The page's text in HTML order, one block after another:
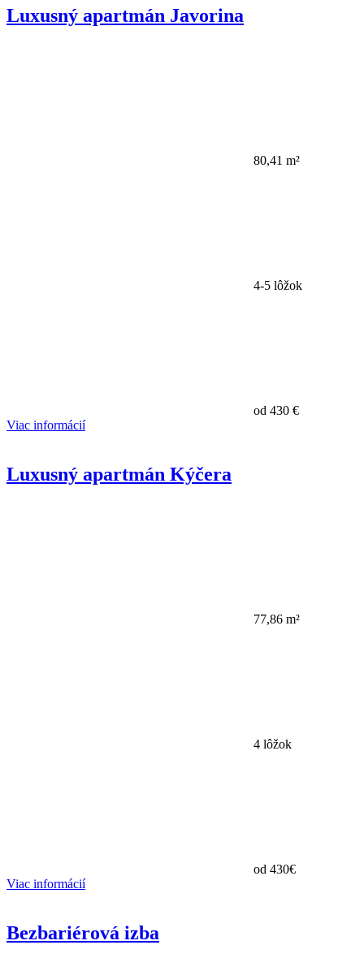
Luxusný apartmán Javorina
80,41 m²
4-5 lôžok
od 430 €
Viac informácií
Luxusný apartmán Kýčera
77,86 m²
4 lôžok
od 430€
Viac informácií
Bezbariérová izba